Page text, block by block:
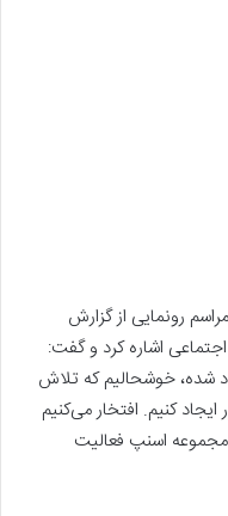
رونمایی از گزارش
اشاره کرد و گفت:
شده، خوشحالیم که تلاش
کنیم. افتخار می‌کنیم
در مجموعه اسنپ فعالیت